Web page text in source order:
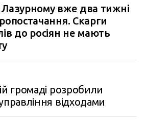
вже два тижні
Скарги
до росіян не мають
громаді розробили
відходами